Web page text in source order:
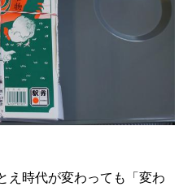
え時代が変わっても「変わ